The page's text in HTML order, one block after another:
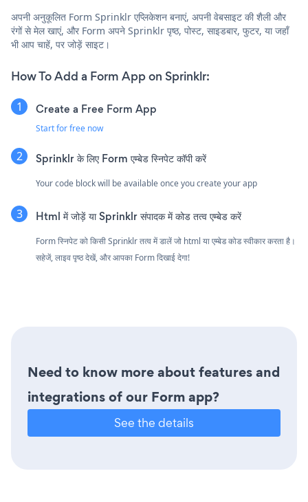
अपनी अनुकूलित Form Sprinklr एप्लिकेशन बनाएं, अपनी वेबसाइट की शैली और
रंगों से मेल खाएं, और Form अपने Sprinklr पृष्ठ, पोस्ट, साइडबार, फुटर, या जहाँ
भी आप चाहें, पर जोड़ें साइट।
How To Add a Form App on Sprinklr:
Create a Free Form App
Start for free now
Sprinklr के लिए Form एम्बेड स्निपेट कॉपी करें
Your code block will be available once you create your app
Html में जोड़ें या Sprinklr संपादक में कोड तत्व एम्बेड करें
Form स्निपेट को किसी Sprinklr तत्व में डालें जो html या एम्बेड कोड स्वीकार करता है।
सहेजें, लाइव पृष्ठ देखें, और आपका Form दिखाई देगा!
Need to know more about features and
integrations of our Form app?
See the details